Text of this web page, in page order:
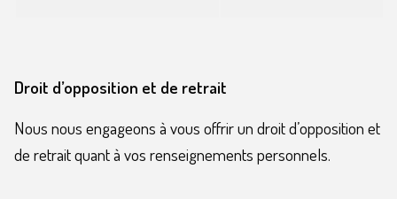
Droit d’opposition et de retrait
Nous nous engageons à vous offrir un droit d’opposition et
de retrait quant à vos renseignements personnels.